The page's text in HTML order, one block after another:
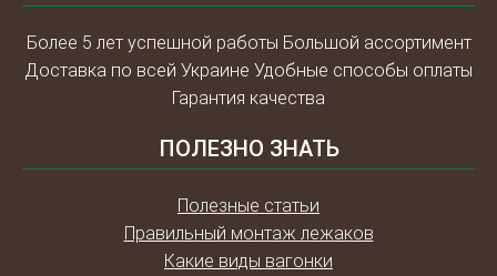
Более 5 лет успешной работы Большой ассортимент
Доставка по всей Украине Удобные способы оплаты
Гарантия качества
ПОЛЕЗНО ЗНАТЬ
Полезные статьи
Правильный монтаж лежаков
Какие виды вагонки